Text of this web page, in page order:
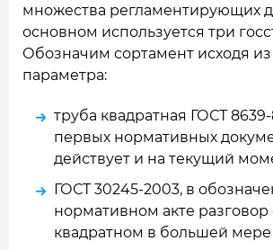
множества регламентирующих
основном используется три
Обозначим сортамент исходя из
параметра:
труба квадратная ГОСТ
первых нормативных
действует и на текущий
ГОСТ 30245-2003, в
нормативном акте разговор
квадратном в большей